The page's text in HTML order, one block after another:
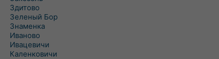
Здитово
Зеленый Бор
Знаменка
Иваново
Ивацевичи
Каленковичи